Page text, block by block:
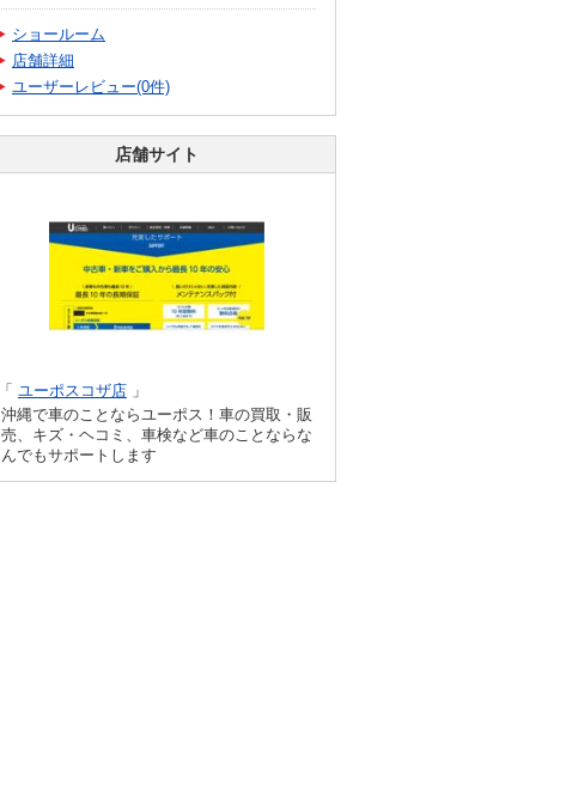
ショールーム
店舗詳細
ユーザーレビュー(0件)
店舗サイト
「 ユーポスコザ店 」
沖縄で車のことならユーポス！車の買取・販
売、キズ・ヘコミ、車検など車のことならな
んでもサポートします